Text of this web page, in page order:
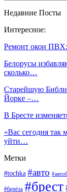
Недавние Посты
Интересное:
Ремонт окон ПВХ:
Белорусы
сколько…
Старейшую
Йорке –…
В Бресте
«Вас сегодня так
уйти…
Метки
#tochka #авто
#берёза #брест